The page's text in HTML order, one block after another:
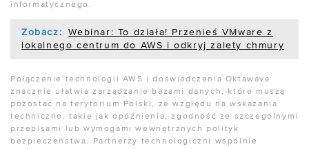
informatycznego.
Zobacz:
Webinar: To działa! Przenieś VMware z
lokalnego centrum do AWS i odkryj zalety chmury
Połączenie technologii AWS i doświadczenia Oktawave
znacznie ułatwia zarządzanie bazami danych, które muszą
pozostać na terytorium Polski, ze względu na wskazania
techniczne, takie jak opóźnienia, zgodność ze szczególnymi
przepisami lub wymogami wewnętrznych polityk
bezpieczeństwa. Partnerzy technologiczni wspólnie